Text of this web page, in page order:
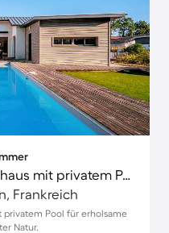
Voll ausgestattetes Ferienhaus mit privatem Pool
Frankreich
privatem Pool für erholsame
Natur.